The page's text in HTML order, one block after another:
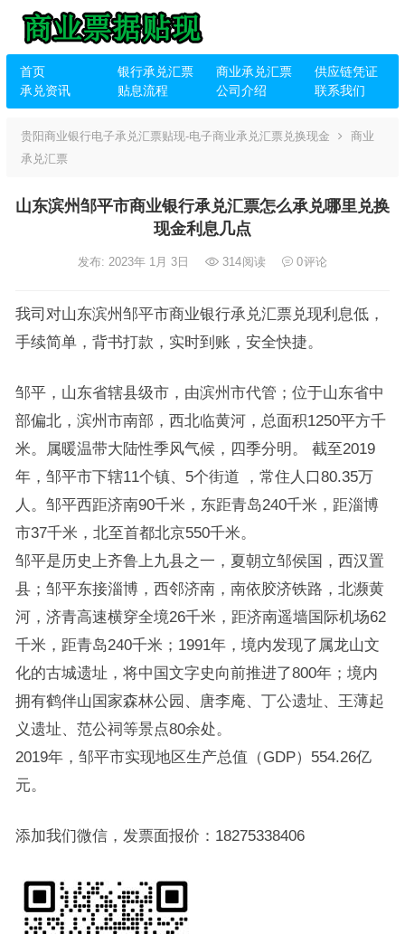
首页 银行承兑汇票 商业承兑汇票
供应链凭证
承兑资讯
贴息流程 公司介绍 联系我们
贵阳商业银行电子承兑汇票贴现-电子商业承兑汇票兑换现金
商业
承兑汇票
山东滨州邹平市商业银行承兑汇票怎么承兑哪里兑换
现金利息几点
发布: 2023年 1月 3日 314阅读 0评论
我司对山东滨州邹平市商业银行承兑汇票兑现利息低，
手续简单，背书打款，实时到账，安全快捷。
邹平，山东省辖县级市，由滨州市代管；位于山东省中
部偏北，滨州市南部，西北临黄河，总面积1250平方千
米。属暖温带大陆性季风气候，四季分明。 截至2019
年，邹平市下辖11个镇、5个街道 ，常住人口80.35万
人。邹平西距济南90千米，东距青岛240千米，距淄博
市37千米，北至首都北京550千米。
邹平是历史上齐鲁上九县之一，夏朝立邹侯国，西汉置
县；邹平东接淄博，西邻济南，南依胶济铁路，北濒黄
河，济青高速横穿全境26千米，距济南遥墙国际机场62
千米，距青岛240千米；1991年，境内发现了属龙山文
化的古城遗址，将中国文字史向前推进了800年；境内
拥有鹤伴山国家森林公园、唐李庵、丁公遗址、王薄起
义遗址、范公祠等景点80余处。
2019年，邹平市实现地区生产总值（GDP）554.26亿
元。
添加我们微信，发票面报价：18275338406